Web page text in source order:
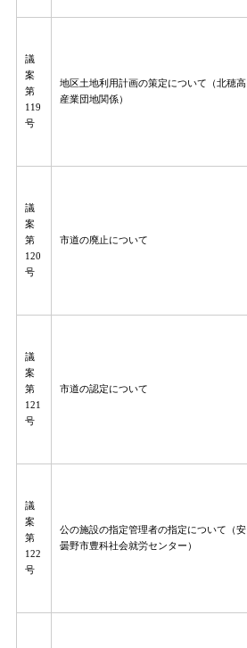
議
案
第
119
号
地区土地利用計画の策定について（北穂高
産業団地関係）
議
案
第
120
号
市道の廃止について
議
案
第
121
号
市道の認定について
議
案
第
122
号
公の施設の指定管理者の指定について（安
曇野市豊科社会就労センター）